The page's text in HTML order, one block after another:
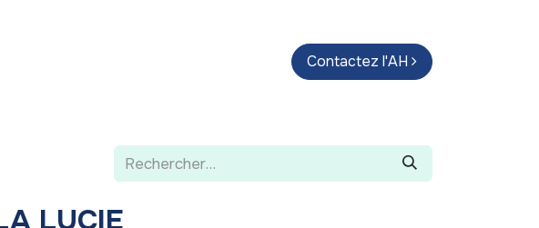
Parcours d'artistes Guide
Contactez l'AH
LUCIE